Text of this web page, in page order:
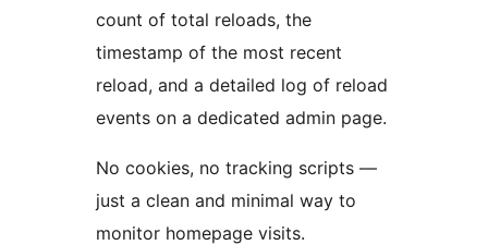
count of total reloads, the
timestamp of the most recent
reload, and a detailed log of reload
events on a dedicated admin page.
No cookies, no tracking scripts —
just a clean and minimal way to
monitor homepage visits.